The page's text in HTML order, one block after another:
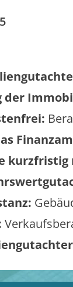
der
kurzfristig